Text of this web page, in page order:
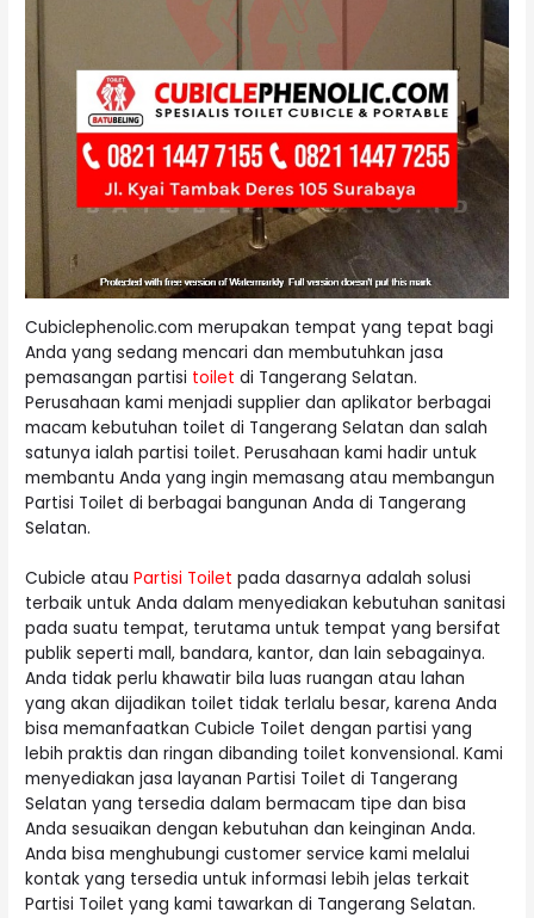
Cubiclephenolic.com merupakan tempat yang tepat bagi
Anda yang sedang mencari dan membutuhkan jasa
pemasangan partisi toilet di Tangerang Selatan.
Perusahaan kami menjadi supplier dan aplikator berbagai
macam kebutuhan toilet di Tangerang Selatan dan salah
satunya ialah partisi toilet. Perusahaan kami hadir untuk
membantu Anda yang ingin memasang atau membangun
Partisi Toilet di berbagai bangunan Anda di Tangerang
Selatan.
Cubicle atauPartisi Toilet pada dasarnya adalah solusi
terbaik untuk Anda dalam menyediakan kebutuhan sanitasi
pada suatu tempat, terutama untuk tempat yang bersifat
publik seperti mall, bandara, kantor, dan lain sebagainya.
Anda tidak perlu khawatir bila luas ruangan atau lahan
yang akan dijadikan toilet tidak terlalu besar, karena Anda
bisa memanfaatkan Cubicle Toilet dengan partisi yang
lebih praktis dan ringan dibanding toilet konvensional. Kami
menyediakan jasa layanan Partisi Toilet di Tangerang
Selatan yang tersedia dalam bermacam tipe dan bisa
Anda sesuaikan dengan kebutuhan dan keinginan Anda.
Anda bisa menghubungi customer service kami melalui
kontak yang tersedia untuk informasi lebih jelas terkait
Partisi Toilet yang kami tawarkan di Tangerang Selatan.